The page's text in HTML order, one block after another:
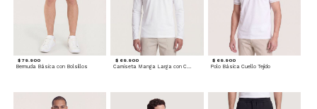
$ 79.900
Bermuda Básica con Bolsillos
$ 69.900 $ 69.900
Polo Básica Cuello Tejido